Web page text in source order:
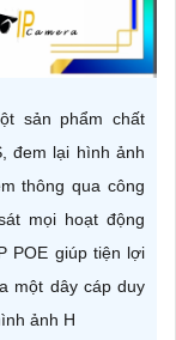
sản phẩm chất
đem lại hình ảnh
thông qua công
mọi hoạt động
POE giúp tiện lợi
một dây cáp duy
ảnh H